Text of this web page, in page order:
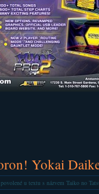
Yokai
u textu s názvem Taiko no